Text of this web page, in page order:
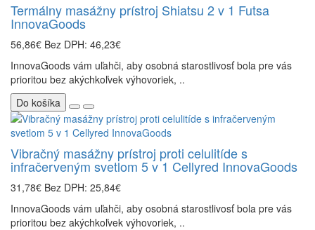
Termálny masážny prístroj Shiatsu 2 v 1 Futsa
InnovaGoods
56,86€ Bez DPH: 46,23€
InnovaGoods vám uľahči, aby osobná starostlivosť bola pre vás
prioritou bez akýchkoľvek výhovoriek, ..
Do košíka
Vibračný masážny prístroj proti celulitíde s
infračerveným svetlom 5 v 1 Cellyred InnovaGoods
31,78€ Bez DPH: 25,84€
InnovaGoods vám uľahči, aby osobná starostlivosť bola pre vás
prioritou bez akýchkoľvek výhovoriek, ..